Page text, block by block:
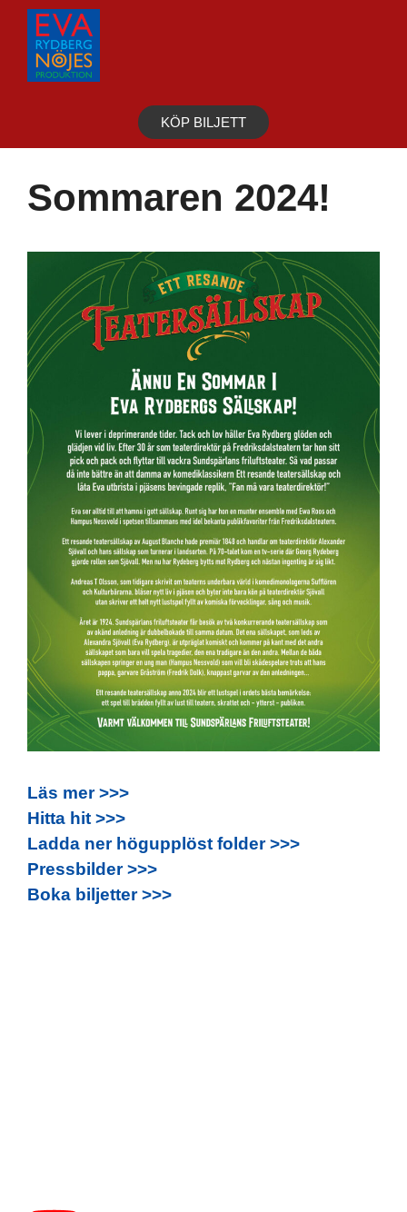
Hoppa
innehåll
KÖP BILJETT
Sommaren 2024!
Läs mer >>>
Hitta hit >>>
Ladda ner högupplöst folder >>>
Pressbilder >>>
Boka biljetter >>>